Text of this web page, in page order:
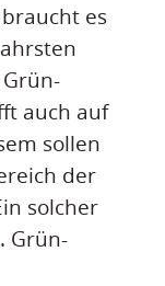
es
auch auf
sollen
der
solcher
Grün-